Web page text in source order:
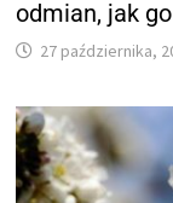
odmian, jak
27 października,